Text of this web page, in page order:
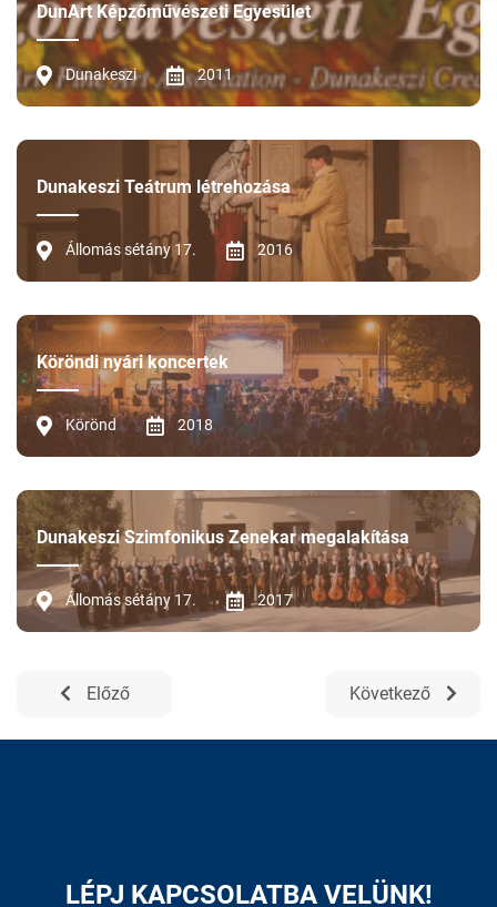
DunArt Képzőművészeti Egyesület
Dunakeszi 2011
Dunakeszi Teátrum létrehozása
Állomás sétány 17. 2016
Köröndi nyári koncertek
Körönd 2018
Dunakeszi Szimfonikus Zenekar megalakítása
Állomás sétány 17. 2017
Előző Következő
LÉPJ KAPCSOLATBA VELÜNK!